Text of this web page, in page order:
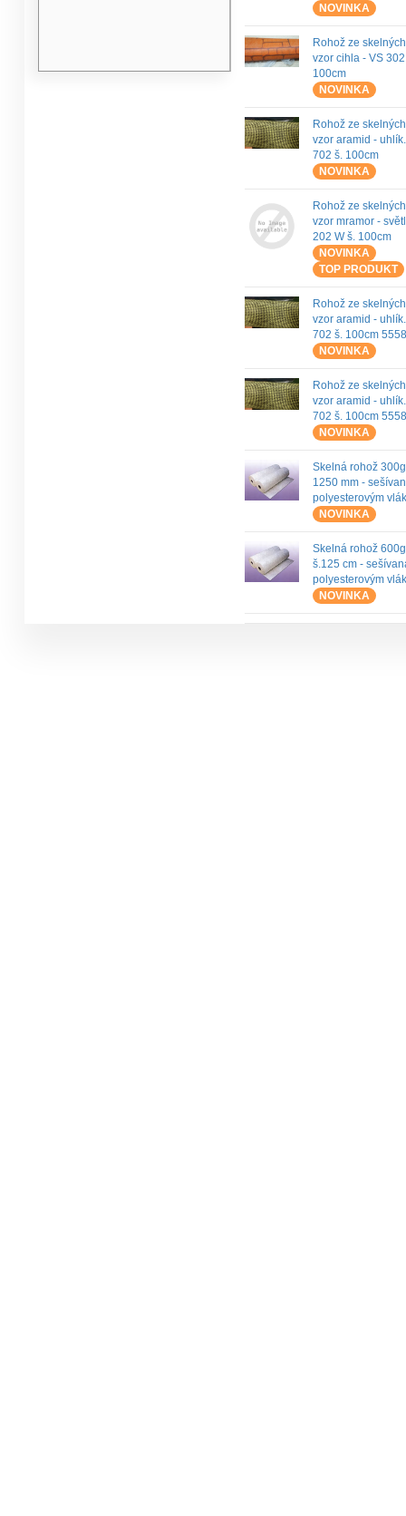
NOVINKA
Rohož ze
vzor cihla - VS
100cm
NOVINKA
Rohož ze
vzor aramid -
702 š. 100cm
NOVINKA
Rohož ze
vzor mramor -
202 W š. 100cm
NOVINKA
TOP PRODUKT
Rohož ze
vzor aramid -
702 š. 100cm
NOVINKA
Rohož ze
vzor aramid -
702 š. 100cm
NOVINKA
Skelná rohož
1250 mm -
polyesterovým
NOVINKA
Skelná rohož
š.125 cm -
polyesterovým
NOVINKA